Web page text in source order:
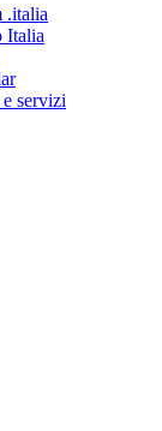
.italia
Italia
servizi